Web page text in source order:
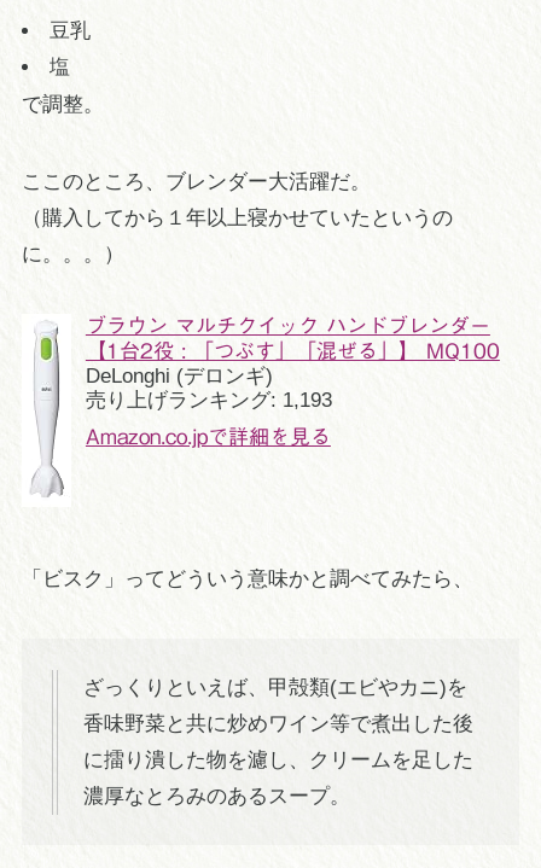
豆乳
塩
で調整。
ここのところ、ブレンダー大活躍だ。
（購入してから１年以上寝かせていたというの
に。。。）
ブラウン マルチクイック ハンドブレンダー
【1台2役 : 「つぶす」「混ぜる」】 MQ100
DeLonghi (デロンギ)
売り上げランキング: 1,193
Amazon.co.jpで詳細を見る
「ビスク」ってどういう意味かと調べてみたら、
ざっくりといえば、甲殻類(エビやカニ)を
香味野菜と共に炒めワイン等で煮出した後
に擂り潰した物を濾し、クリームを足した
濃厚なとろみのあるスープ。